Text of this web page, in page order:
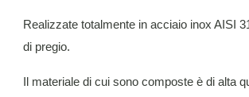
Realizzate totalmente in acciaio inox AISI
di pregio.
Il materiale di cui sono composte è di alta